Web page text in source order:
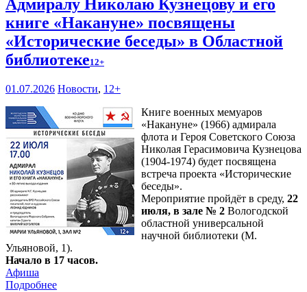
Адмиралу Николаю Кузнецову и его
книге «Накануне» посвящены
«Исторические беседы» в Областной
библиотеке12+
01.07.2026 Новости, 12+
Книге военных мемуаров
«Накануне» (1966) адмирала
флота и Героя Советского Союза
Николая Герасимовича Кузнецова
(1904-1974) будет посвящена
встреча проекта «Исторические
беседы».
Мероприятие пройдёт в среду, 22
июля, в зале № 2 Вологодской
областной универсальной
научной библиотеки (М.
Ульяновой, 1).
Начало в 17 часов.
Афиша
Подробнее